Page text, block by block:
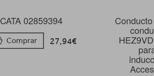
CATA 02859394
Comprar 27,94€